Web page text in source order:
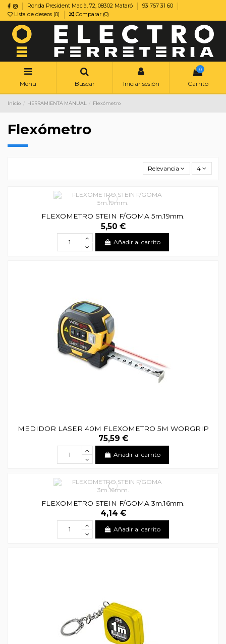
Ronda President Macià, 72, 08302 Mataró
93 757 31 60
Lista de deseos (0) Comparar (0)
Menu Buscar Iniciar sesión
0
Carrito
Inicio HERRAMIENTA MANUAL Flexómetro
Flexómetro
Relevancia 4
FLEXOMETRO STEIN F/GOMA 5m.19mm.
5,50 €
Añadir al carrito
MEDIDOR LASER 40M FLEXOMETRO 5M WORGRIP
75,59 €
Añadir al carrito
FLEXOMETRO STEIN F/GOMA 3m.16mm.
4,14 €
Añadir al carrito